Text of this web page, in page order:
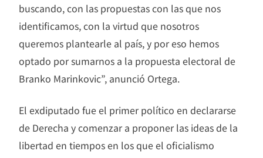
buscando, con las propuestas con las que nos
identificamos, con la virtud que nosotros
queremos plantearle al país, y por eso hemos
optado por sumarnos a la propuesta electoral de
Branko Marinkovic”, anunció Ortega.
El exdiputado fue el primer político en declararse
de Derecha y comenzar a proponer las ideas de la
libertad en tiempos en los que el oficialismo